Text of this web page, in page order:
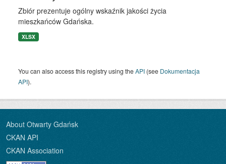
Zbiór prezentuje ogólny wskaźnik jakości życia
mieszkańców Gdańska.
XLSX
You can also access this registry using theAPI (see Dokumentacja
API).
About Otwarty Gdańsk
CKAN API
CKAN Association